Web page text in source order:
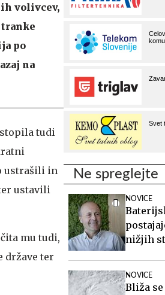
volivcev,
po
na
tudi
ustrašili in
ustavili
mu tudi,
države ter
Ne spreglejte
NOVICE
nižjih
NOVICE
Bliža